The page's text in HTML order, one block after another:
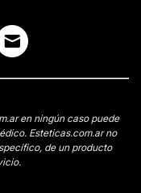
en ningún caso puede
Esteticas.com.ar no
de un producto